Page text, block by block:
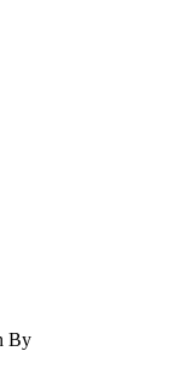
By